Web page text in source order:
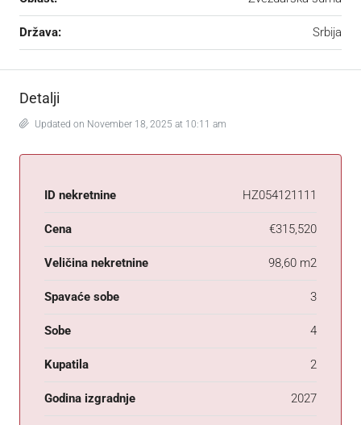
Država: Srbija
Detalji
Updated on November 18, 2025 at 10:11 am
ID nekretnine HZ054121111
Cena €315,520
Veličina nekretnine 98,60 m2
Spavaće sobe 3
Sobe 4
Kupatila 2
Godina izgradnje 2027